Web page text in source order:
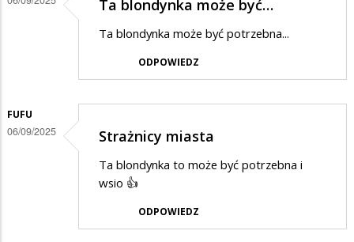
Ta blondynka może być…
Ta blondynka może być potrzebna...
ODPOWIEDZ
FUFU
06/09/2025 Strażnicy miasta
Ta blondynka to może być potrzebna i
wsio 👍
ODPOWIEDZ